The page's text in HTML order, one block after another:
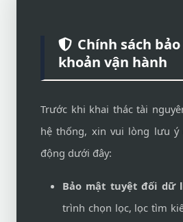
Chính sách
khoản vận hành
Trước khi khai thác tài
hệ thống, xin vui lòng lưu ý
động dưới đây:
Bảo mật tuyệt đối dữ
trình chọn lọc, lọc tìm